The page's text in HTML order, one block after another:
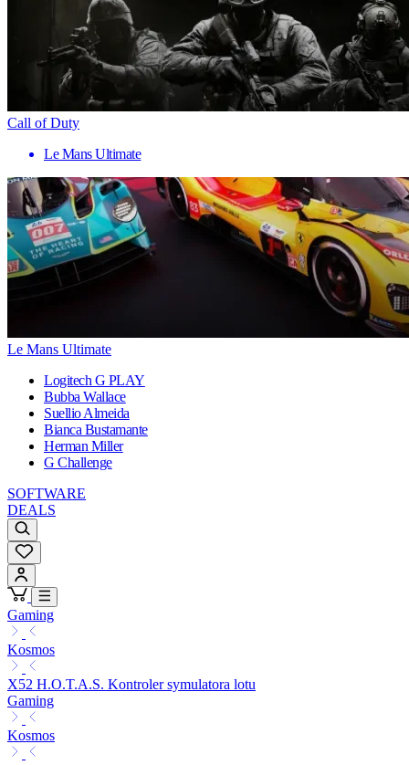
Call of Duty
Le Mans Ultimate
Le Mans Ultimate
Logitech G PLAY
Bubba Wallace
Suellio Almeida
Bianca Bustamante
Herman Miller
G Challenge
SOFTWARE
DEALS
Gaming
Kosmos
X52 H.O.T.A.S. Kontroler symulatora lotu
Gaming
Kosmos